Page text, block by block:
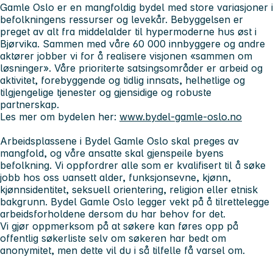
Gamle Oslo er en mangfoldig bydel med store variasjoner i
befolkningens ressurser og levekår. Bebyggelsen er
preget av alt fra middelalder til hypermoderne hus øst i
Bjørvika. Sammen med våre 60 000 innbyggere og andre
aktører jobber vi for å realisere visjonen «sammen om
løsninger». Våre prioriterte satsingsområder er arbeid og
aktivitet, forebyggende og tidlig innsats, helhetlige og
tilgjengelige tjenester og gjensidige og robuste
partnerskap.
Les mer om bydelen her: www.bydel-gamle-oslo.no
Arbeidsplassene i Bydel Gamle Oslo skal preges av
mangfold, og våre ansatte skal gjenspeile byens
befolkning. Vi oppfordrer alle som er kvalifisert til å søke
jobb hos oss uansett alder, funksjonsevne, kjønn,
kjønnsidentitet, seksuell orientering, religion eller etnisk
bakgrunn. Bydel Gamle Oslo legger vekt på å tilrettelegge
arbeidsforholdene dersom du har behov for det.
Vi gjør oppmerksom på at søkere kan føres opp på
offentlig søkerliste selv om søkeren har bedt om
anonymitet, men dette vil du i så tilfelle få varsel om.